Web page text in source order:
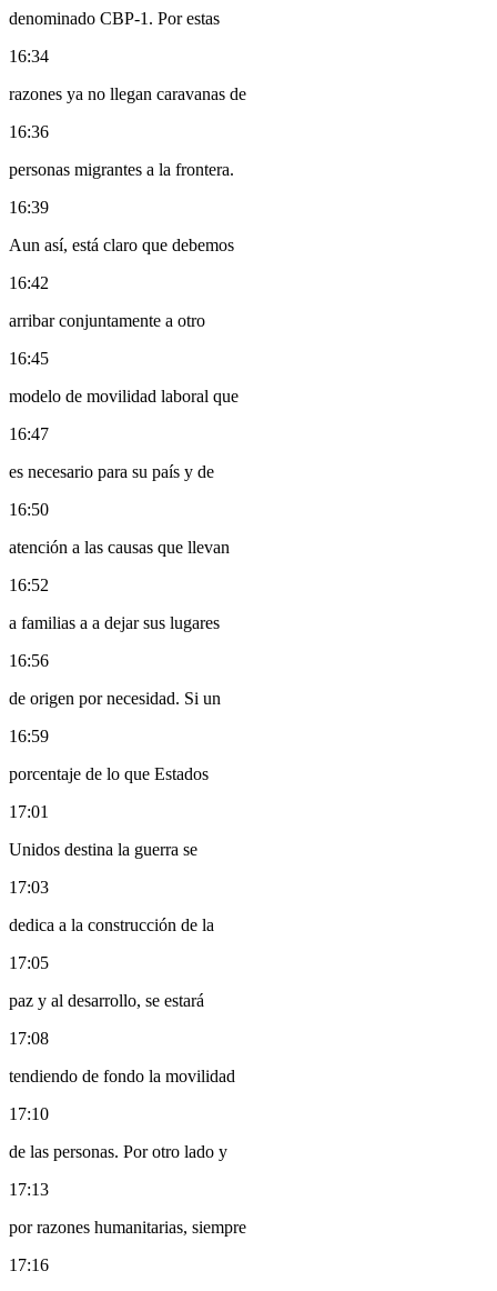
denominado CBP-1. Por estas
16:34
razones ya no llegan caravanas de
16:36
personas migrantes a la frontera.
16:39
Aun así, está claro que debemos
16:42
arribar conjuntamente a otro
16:45
modelo de movilidad laboral que
16:47
es necesario para su país y de
16:50
atención a las causas que llevan
16:52
a familias a a dejar sus lugares
16:56
de origen por necesidad. Si un
16:59
porcentaje de lo que Estados
17:01
Unidos destina la guerra se
17:03
dedica a la construcción de la
17:05
paz y al desarrollo, se estará
17:08
tendiendo de fondo la movilidad
17:10
de las personas. Por otro lado y
17:13
por razones humanitarias, siempre
17:16